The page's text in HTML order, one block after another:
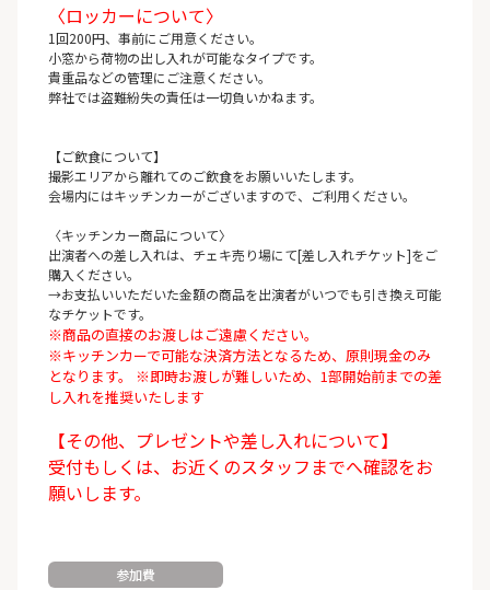
〈ロッカーについて〉
1回200円、事前にご用意ください。
小窓から荷物の出し入れが可能なタイプです。
貴重品などの管理にご注意ください。
弊社では盗難紛失の責任は一切負いかねます。
【ご飲食について】
撮影エリアから離れてのご飲食をお願いいたします。
会場内にはキッチンカーがございますので、ご利用ください。
〈キッチンカー商品について〉
出演者への差し入れは、チェキ売り場にて[差し入れチケット]をご
購入ください。
→お支払いいただいた金額の商品を出演者がいつでも引き換え可能
なチケットです。
※商品の直接のお渡しはご遠慮ください。
※キッチンカーで可能な決済方法となるため、原則現金のみ
となります。 ※即時お渡しが難しいため、1部開始前までの差
し入れを推奨いたします
【その他、プレゼントや差し入れについて】
受付もしくは、お近くのスタッフまでへ確認をお
願いします。
参加費